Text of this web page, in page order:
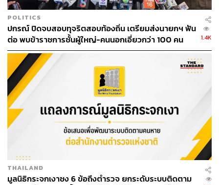
POLITICS
ปกรณ์ ปิดจบสอบทุจริตสอบท้องถิ่น เตรียมส่งนายกฯ ฟัน
ต่อ พบข้าราชการชั้นผู้ใหญ่-คนนอกเอี่ยวกว่า 100 คน
1.4K
THAILAND
มูลนิธิกระจกเงาชง 6 ข้อถึงตำรวจ ยกระดับระบบติดตาม